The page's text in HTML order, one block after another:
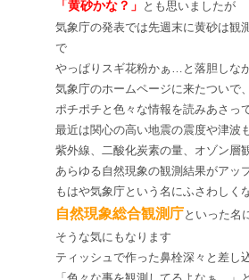
「黄砂かな？」 とも思いましたが
気象庁の発表では先週末に黄砂は観
で
やっぱりスギ花粉かぁ…と落胆しな
気象庁のホームページに来たついで、
ポチポチと色々な情報を読みあさっ
最近は関心の高い地震の震度や津波
紫外線、二酸化炭素の量、オゾン層
あらゆる自然現象の観測結果がアッ
もはや気象庁という名にふさわしく
自然現象総合観測庁といった名
そうな気にもなります
ティッシュで作った鼻栓深々と差し